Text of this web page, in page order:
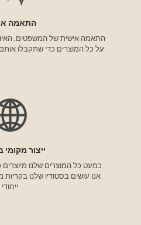
התאמה
התאמה אישית של המשפטים,
על כל המוצרים כדי שתקבלו
ייצור
כמעט כל המוצרים שלנו
אנו עושים בסטודיו שלנו
ייחודי